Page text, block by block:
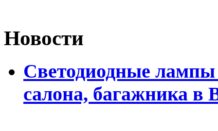
Новости
Светодиодные лампы
салона, багажника в